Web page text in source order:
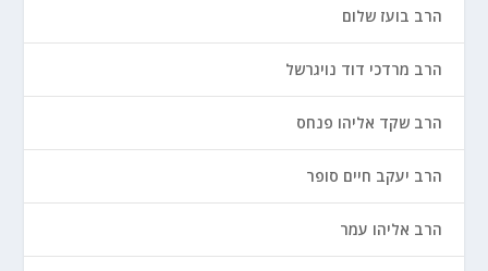
הרב בועז שלום
הרב מרדכי דוד נויגרשל
הרב שקד אליהו פנחס
הרב יעקב חיים סופר
הרב אליהו עמר